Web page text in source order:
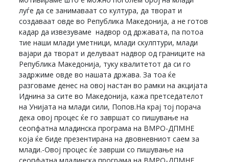
луѓе да се занимаваат со култура, да творат и
создаваат овде во Република Македонија, а не готов
кадар да извезуваме надвор од државата, па потоа
тие наши млади уметници, млади скулптури, млади
вајари да творат и делуваат надвор од границите на
Република Македонија, туку квалитетот да си го
задржиме овде во нашата држава. За тоа ќе
разговаме денес на овој настан во рамки на акцијата
Иднина за сите во Македонија, кажа претседателот
на Унијата на млади сили, Попов.На крај тој порача
дека овој процес ќе го завршат со пишување на
сеопфатна младинска програма на ВМРО-ДПМНЕ
која ќе биде презентирана на двовневниот саем за
млади.-Овој процес ќе заврши со пишување на